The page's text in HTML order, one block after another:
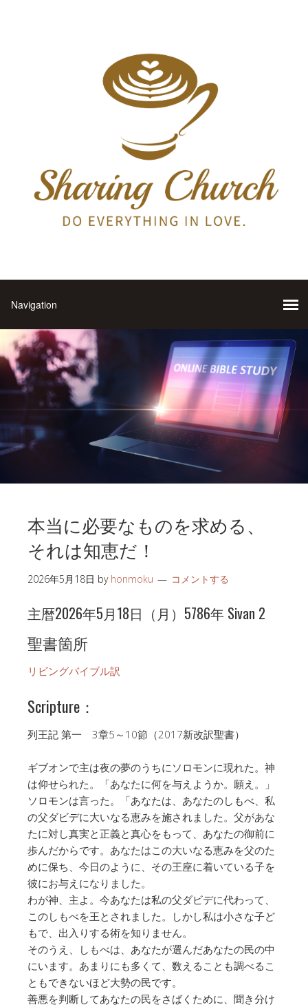
本当に必要なものを求める、
それは知恵だ！
2026年5月18日 by honmoku コメントする
主暦2026年5月18日（月）5786年 Sivan 2
聖書箇所
リビングバイブル訳
Scripture：
列王記 第一 3章5～10節（2017新改訳聖書）
ギブオンで主は夜の夢のうちにソロモンに現れた。神
は仰せられた。「あなたに何を与えようか。願え。」
ソロモンは言った。「あなたは、あなたのしもべ、私
の父ダビデに大いなる恵みを施されました。父があな
たに対し真実と正義と真心をもって、あなたの御前に
歩んだからです。あなたはこの大いなる恵みを父のた
めに保ち、今日のように、その王座に着いている子を
彼にお与えになりました。
わが神、主よ。今あなたは私の父ダビデに代わって、
このしもべを王とされました。しかし私は小さな子ど
もで、出入りする術を知りません。
そのうえ、しもべは、あなたが選んだあなたの民の中
にいます。あまりにも多くて、数えることも調べるこ
ともできないほど大勢の民です。
善悪を判断してあなたの民をさばくために、聞き分け